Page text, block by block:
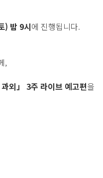
) 밤 9시에 진행됩니다.
,
외」 3주 라이브 예고편을